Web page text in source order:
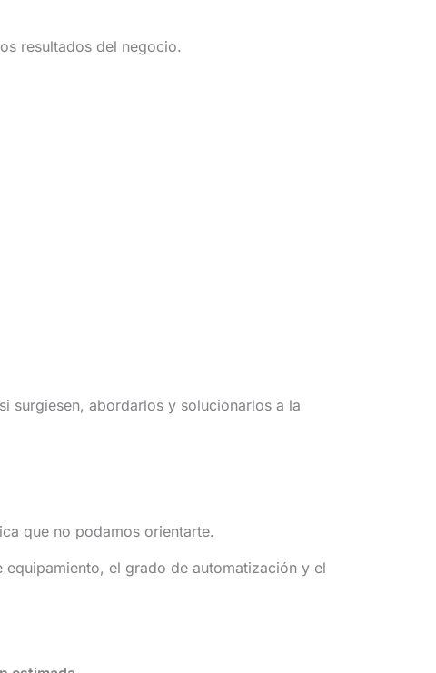
resultados del negocio.
surgiesen, abordarlos y solucionarlos a la
que no podamos orientarte.
el grado de automatización y el